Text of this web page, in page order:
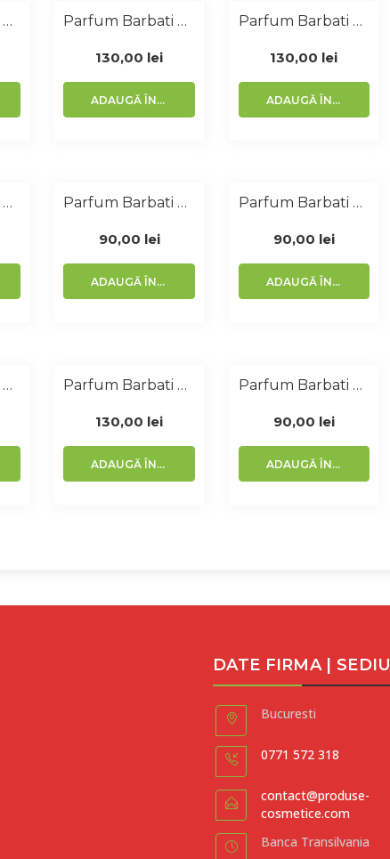
Parfum Barbati Similar 1Million 50 Ml Parfum Barbati Similar Opium 100 Ml
130,00 lei
ADAUGĂ ÎN COȘ
Parfum Barbati Similar Allure Sport 100 Ml
130,00 lei
ADAUGĂ ÎN COȘ
Parfum Barbati Similar Eternity 50 Ml Parfum Barbati Similar Opium 50 Ml
90,00 lei
ADAUGĂ ÎN COȘ
Parfum Barbati Similar Boss Soul 50 Ml
90,00 lei
ADAUGĂ ÎN COȘ
Parfum Barbati Similar Invictus 100 Ml Parfum Barbati Similar Angel 100 Ml
130,00 lei
ADAUGĂ ÎN COȘ
Parfum Barbati Similar Ultraviolet 50 Ml
90,00 lei
ADAUGĂ ÎN COȘ
DATE FIRMA | SEDIU
Bucuresti
0771 572 318
contact@produse-
cosmetice.com
Banca Transilvania